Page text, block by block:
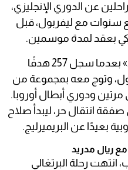
عن الدوري الإنجليزي،
سنوات مع ليفربول، قبل
بعقد لمدة موسمين.
وغادر قائد منتخب مصر «أنفيلد» بعدما سجل 257 هدفًا
وتوج معه بمجموعة من
مرتين ودوري أبطال أوروبا.
انتقال حر، ليبدأ صلاح
بعيدًا عن البريميرليج.
ريال مدريد
انتهت رحلة البرتغالي